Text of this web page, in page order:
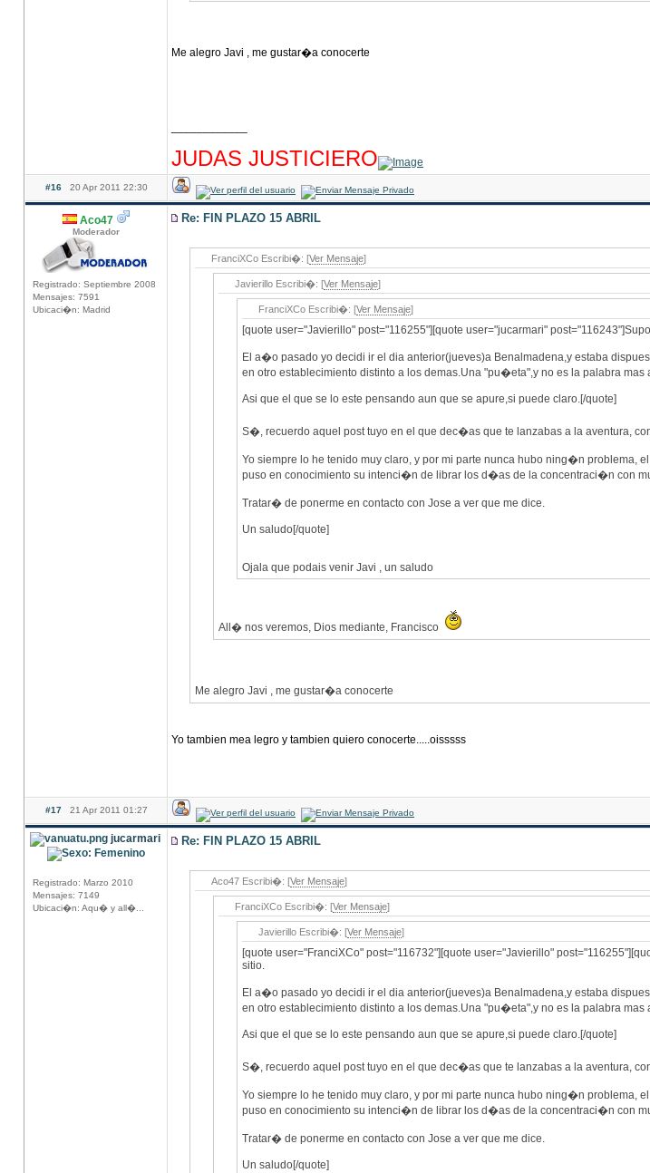
Me alegro Javi , me gustar�a conocerte
JUDAS JUSTICIERO
#16 20 Apr 2011 22:30
Aco47
Moderador
Registrado: Septiembre 2008
Mensajes: 7591
Ubicaci�n: Madrid
Re: FIN PLAZO 15 ABRIL
FranciXCo Escribi�: [Ver Mensaje]
Javierillo Escribi�: [Ver Mensaje]
FranciXCo Escribi�: [Ver Mensaje]
[quote user="Javierillo" post="116255"][quote user="jucarmari"
El a�o pasado yo decidi ir el dia anterior(jueves)a Benalmadena,y estaba
en otro establecimiento distinto a los demas.Una "pu�eta",y no es la palabra mas
Asi que el que se lo este pensando aun que se apure,si puede claro.[/quote]
S�, recuerdo aquel post tuyo en el que dec�as que te lanzabas a la aventura,
Yo siempre lo he tenido muy claro, y por mi parte nunca hubo ning�n problema,
puso en conocimiento su intenci�n de librar los d�as de la concentraci�n con
Tratar� de ponerme en contacto con Jose a ver que me dice.
Un saludo[/quote]
Ojala que podais venir Javi , un saludo
All� nos veremos, Dios mediante, Francisco
Me alegro Javi , me gustar�a conocerte
Yo tambien mea legro y tambien quiero conocerte.....oisssss
#17 21 Apr 2011 01:27
jucarmari
Registrado: Marzo 2010
Mensajes: 7149
Ubicaci�n: Aqu� y all�...
Re: FIN PLAZO 15 ABRIL
Aco47 Escribi�: [Ver Mensaje]
FranciXCo Escribi�: [Ver Mensaje]
Javierillo Escribi�: [Ver Mensaje]
[quote user="FranciXCo" post="116732"][quote user="Javierillo"
sitio.
El a�o pasado yo decidi ir el dia anterior(jueves)a Benalmadena,y estaba
en otro establecimiento distinto a los demas.Una "pu�eta",y no es la palabra mas
Asi que el que se lo este pensando aun que se apure,si puede claro.[/quote]
S�, recuerdo aquel post tuyo en el que dec�as que te lanzabas a la aventura,
Yo siempre lo he tenido muy claro, y por mi parte nunca hubo ning�n problema,
puso en conocimiento su intenci�n de librar los d�as de la concentraci�n con
Tratar� de ponerme en contacto con Jose a ver que me dice.
Un saludo[/quote]